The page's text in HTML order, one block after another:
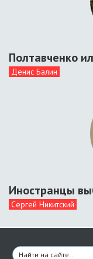
Полтавченко
Денис Балин
Иностранцы
Сергей Никитский